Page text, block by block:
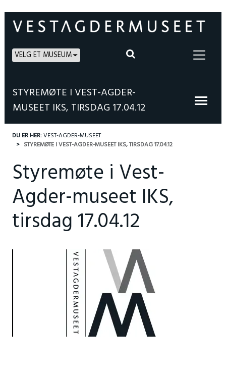
VELG ET MUSEUM
STYREMØTE I VEST-AGDER-
MUSEET IKS, TIRSDAG 17.04.12
DU ER HER:VEST-AGDER-MUSEET
STYREMØTE I VEST-AGDER-MUSEET IKS, TIRSDAG 17.04.12
Styremøte i Vest-
Agder-museet IKS,
tirsdag 17.04.12